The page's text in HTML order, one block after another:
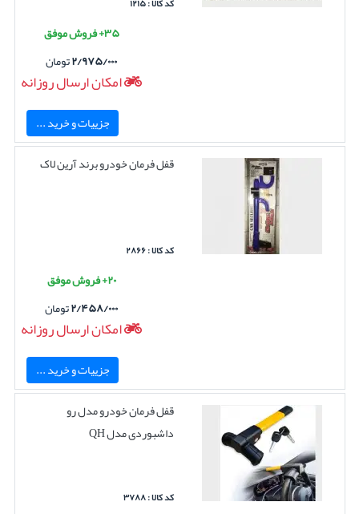
۳۵+ فروش موفق
۲/۹۷۵/۰۰۰تومان
امکان ارسال روزانه
جزییات و خرید ...
قفل فرمان خودرو برند آرین لاک
کد کالا : ۲۸۶۶
۲۰+ فروش موفق
۲/۴۵۸/۰۰۰تومان
امکان ارسال روزانه
جزییات و خرید ...
قفل فرمان خودرو مدل رو
داشبوردی مدل QH
کد کالا : ۳۷۸۸